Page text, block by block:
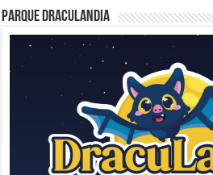
Parque Draculandia